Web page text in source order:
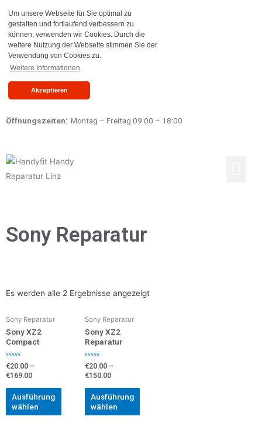
Um unsere Webseite für Sie optimal zu
gestalten und fortlaufend verbessern zu
können, verwenden wir Cookies. Durch die
weitere Nutzung der Webseite stimmen Sie der
Verwendung von Cookies zu.
Weitere Informationen
Akzeptieren
Öffnungszeiten: Montag – Freitag 09:00 – 18:00
Sony Reparatur
Es werden alle 2 Ergebnisse angezeigt
Sony Reparatur
Sony XZ2
Compact
Bewertet
mit
0
5
€20.00 –
€169.00
Ausführung
wählen
Sony Reparatur
Sony XZ2
Reparatur
Bewertet
mit
0
5
€20.00–
€150.00
Ausführung
wählen